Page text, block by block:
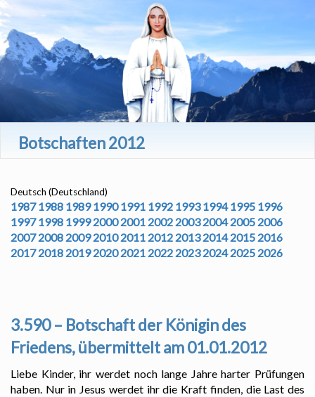
Botschaften 2012
Deutsch (Deutschland)
1987 1988 1989 1990 1991 1992 1993 1994 1995 1996
1997 1998 1999 2000 2001 2002 2003 2004 2005 2006
2007 2008 2009 2010 2011 2012 2013 2014 2015 2016
2017 2018 2019 2020 2021 2022 2023 2024 2025 2026
3.590 – Botschaft der Königin des
Friedens, übermittelt am 01.01.2012
Liebe Kinder, ihr werdet noch lange Jahre harter Prüfungen
haben. Nur in Jesus werdet ihr die Kraft finden, die Last des